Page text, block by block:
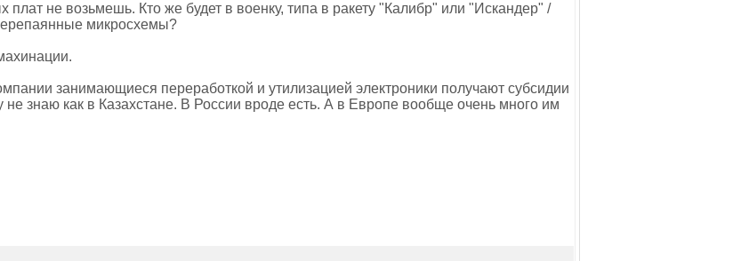
плат не возьмешь. Кто же будет в военку, типа в ракету "Калибр" или "Искандер" /
микросхемы?
занимающиеся переработкой и утилизацией электроники получают субсидии
не знаю как в Казахстане. В России вроде есть. А в Европе вообще очень много им